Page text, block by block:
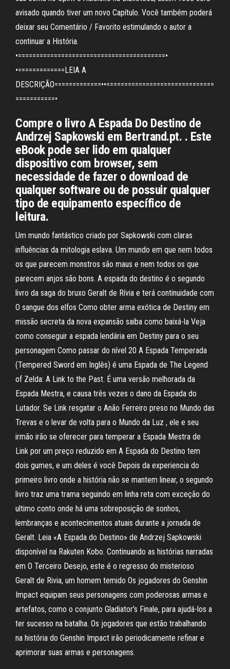
avisado quando tiver um novo Capítulo. Você também poderá
deixar seu Comentário / Favorito estimulando o autor a
continuar a História.
•=========================================•
•=============LEIA A
DESCRIÇÃO=============••==============================
===========•
Compre o livro A Espada Do Destino de
Andrzej Sapkowski em Bertrand.pt. . Este
eBook pode ser lido em qualquer
dispositivo com browser, sem
necessidade de fazer o download de
qualquer software ou de possuir qualquer
tipo de equipamento específico de
leitura.
Um mundo fantástico criado por Sapkowski com claras
influências da mitologia eslava. Um mundo em que nem todos
os que parecem monstros são maus e nem todos os que
parecem anjos são bons. A espada do destino é o segundo
livro da saga do bruxo Geralt de Rívia e terá continuidade com
O sangue dos elfos Como obter arma exótica de Destiny em
missão secreta da nova expansão saiba como baixá-la Veja
como conseguir a espada lendária em Destiny para o seu
personagem Como passar do nível 20 A Espada Temperada
(Tempered Sword em Inglês) é uma Espada de The Legend
of Zelda: A Link to the Past. É uma versão melhorada da
Espada Mestra, e causa três vezes o dano da Espada do
Lutador. Se Link resgatar o Anão Ferreiro preso no Mundo das
Trevas e o levar de volta para o Mundo da Luz , ele e seu
irmão irão se oferecer para temperar a Espada Mestra de
Link por um preço reduzido em A Espada do Destino tem
dois gumes, e um deles é você Depois da experiencia do
primeiro livro onde a história não se mantem linear, o segundo
livro traz uma trama seguindo em linha reta com exceção do
ultimo conto onde há uma sobreposição de sonhos,
lembranças e acontecimentos atuais durante a jornada de
Geralt. Leia «A Espada do Destino» de Andrzej Sapkowski
disponível na Rakuten Kobo. Continuando as histórias narradas
em O Terceiro Desejo, este é o regresso do misterioso
Geralt de Rivia, um homem temido Os jogadores do Genshin
Impact equipam seus personagens com poderosas armas e
artefatos, como o conjunto Gladiator's Finale, para ajudá-los a
ter sucesso na batalha. Os jogadores que estão trabalhando
na história do Genshin Impact irão periodicamente refinar e
aprimorar suas armas e personagens.